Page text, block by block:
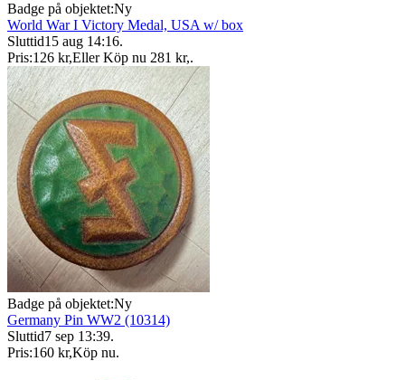
Badge på objektet:Ny
World War I Victory Medal, USA w/ box
Sluttid15 aug 14:16.
Pris:126 kr,Eller Köp nu 281 kr,.
Badge på objektet:Ny
Germany Pin WW2 (10314)
Sluttid7 sep 13:39.
Pris:160 kr,Köp nu.